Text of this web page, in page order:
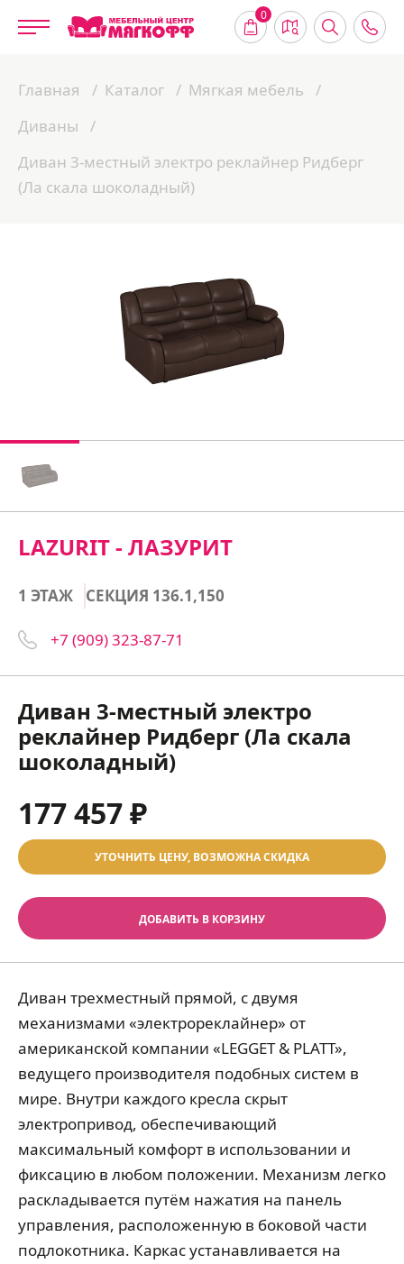
0
Главная Каталог
Мягкая мебель
Диваны
Диван 3-местный электро реклайнер Ридберг
(Ла скала шоколадный)
LAZURIT - ЛАЗУРИТ
1 ЭТАЖ СЕКЦИЯ 136.1,150
+7 (909) 323-87-71
Диван 3-местный электро
реклайнер Ридберг (Ла скала
шоколадный)
177 457 ₽
УТОЧНИТЬ ЦЕНУ, ВОЗМОЖНА СКИДКА
ДОБАВИТЬ В КОРЗИНУ
Диван трехместный прямой, с двумя
механизмами «электрореклайнер» от
американской компании «LEGGET & PLATT»,
ведущего производителя подобных систем в
мире. Внутри каждого кресла скрыт
электропривод, обеспечивающий
максимальный комфорт в использовании и
фиксацию в любом положении. Механизм легко
раскладывается путём нажатия на панель
управления, расположенную в боковой части
подлокотника. Каркас устанавливается на